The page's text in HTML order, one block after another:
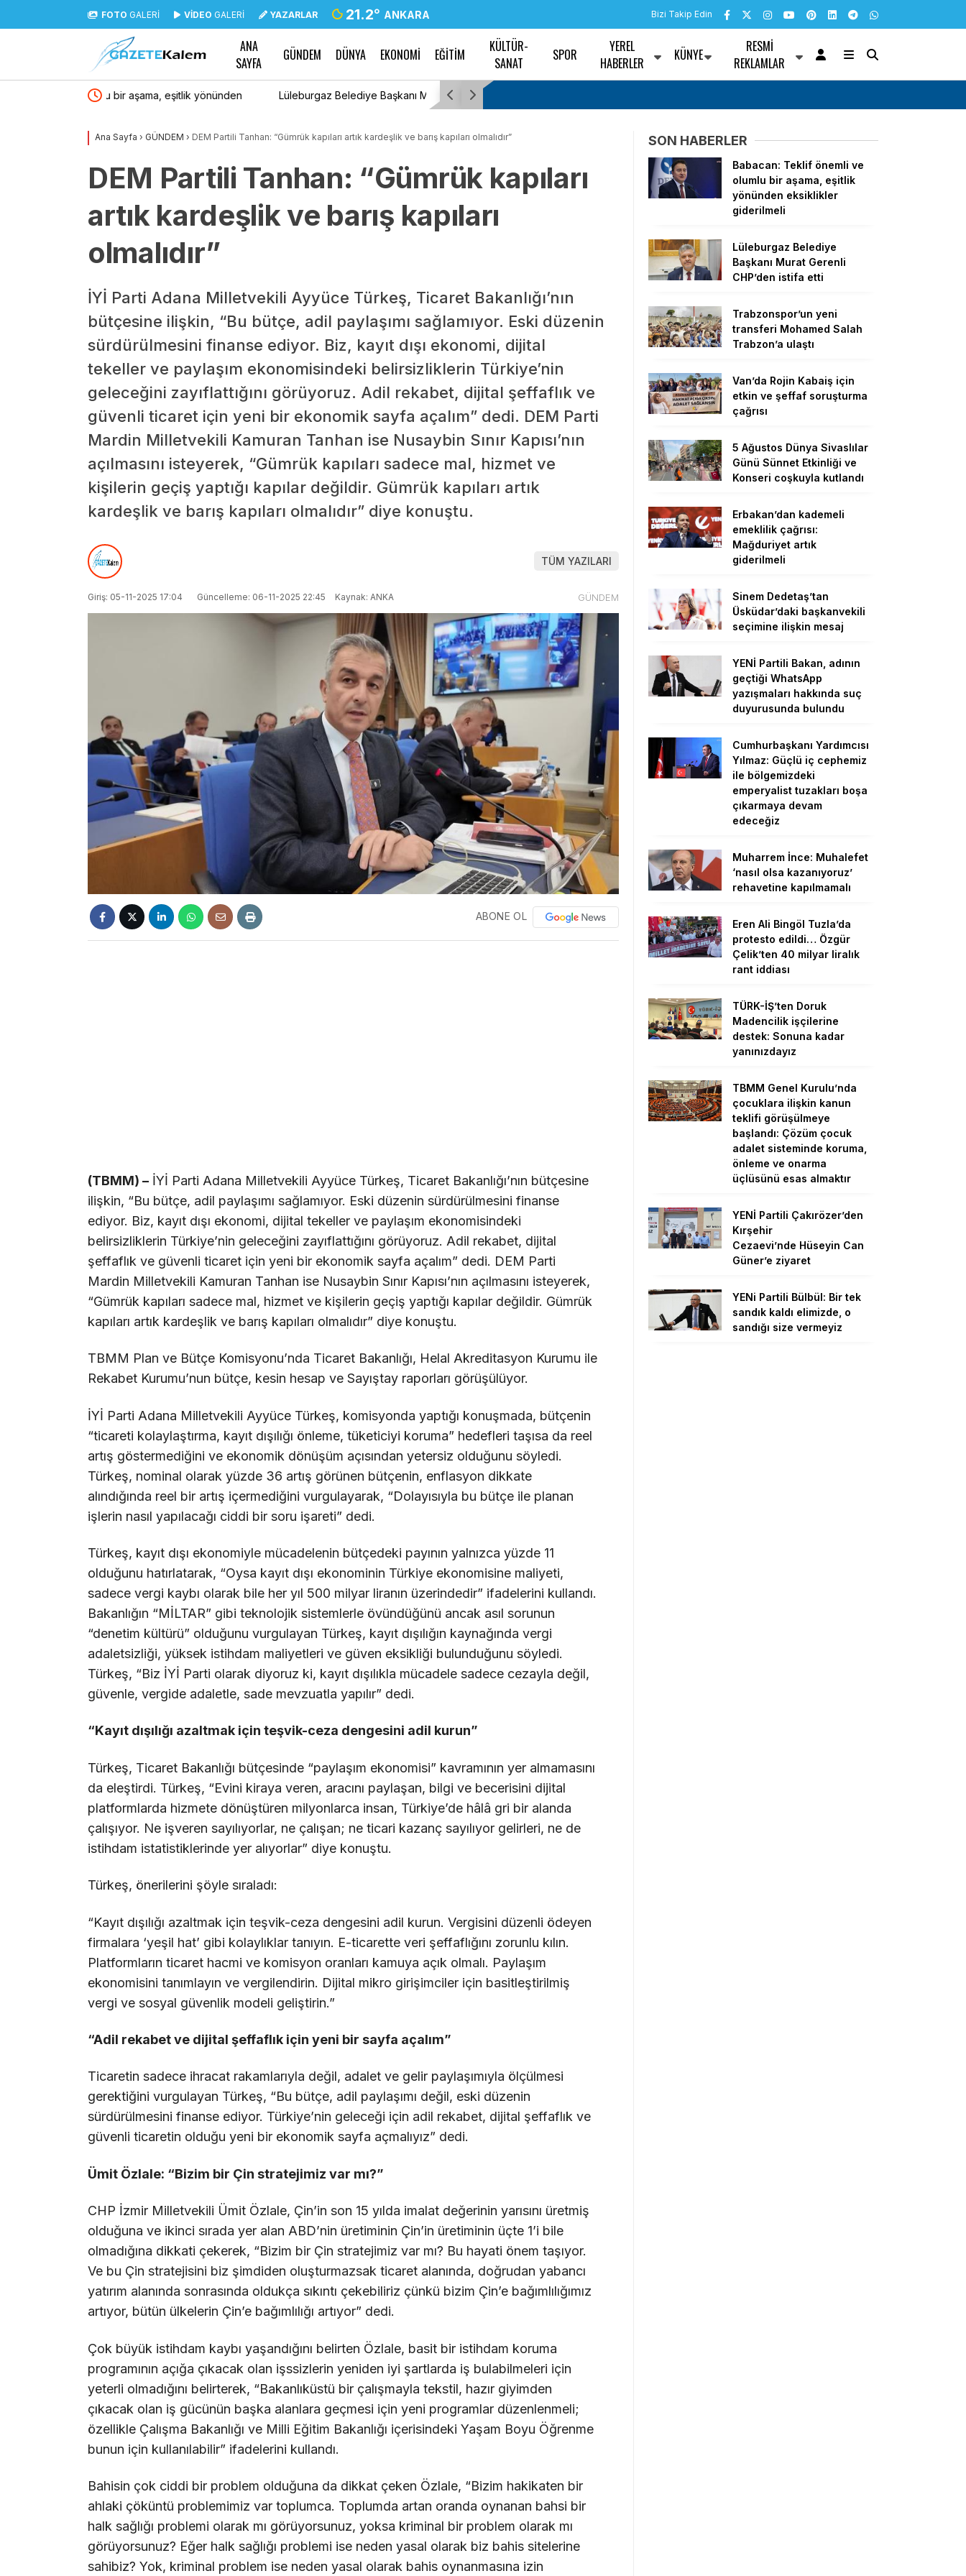
FOTO GALERİ VİDEO GALERİ YAZARLAR 21.2° ANKARA Bizi Takip Edin
ANA
SAYFA
GÜNDEM DÜNYA EKONOMİ EĞİTİM
KÜLTÜR-
SANAT
SPOR
YEREL
HABERLER
KÜNYE
RESMI
REKLAMLAR
Lüleburgaz Belediye Başkanı Murat Gerenli CHP’den istifa etti Trabzonspor’un yeni transferi Mohamed Salah Trabzon’a ulaştı
Ana Sayfa › GÜNDEM › DEM Partili Tanhan: “Gümrük kapıları artık kardeşlik ve barış kapıları olmalıdır”
DEM Partili Tanhan: “Gümrük kapıları
artık kardeşlik ve barış kapıları
olmalıdır”
İYİ Parti Adana Milletvekili Ayyüce Türkeş, Ticaret Bakanlığı’nın
bütçesine ilişkin, “Bu bütçe, adil paylaşımı sağlamıyor. Eski düzenin
sürdürülmesini finanse ediyor. Biz, kayıt dışı ekonomi, dijital
tekeller ve paylaşım ekonomisindeki belirsizliklerin Türkiye’nin
geleceğini zayıflattığını görüyoruz. Adil rekabet, dijital şeffaflık ve
güvenli ticaret için yeni bir ekonomik sayfa açalım” dedi. DEM Parti
Mardin Milletvekili Kamuran Tanhan ise Nusaybin Sınır Kapısı’nın
açılmasını isteyerek, “Gümrük kapıları sadece mal, hizmet ve
kişilerin geçiş yaptığı kapılar değildir. Gümrük kapıları artık
kardeşlik ve barış kapıları olmalıdır” diye konuştu.
TÜM YAZILARI
Giriş: 05-11-2025 17:04 Güncelleme: 06-11-2025 22:45 Kaynak: ANKA GÜNDEM
ABONE OL
(TBMM) – İYİ Parti Adana Milletvekili Ayyüce Türkeş, Ticaret Bakanlığı’nın bütçesine
ilişkin, “Bu bütçe, adil paylaşımı sağlamıyor. Eski düzenin sürdürülmesini finanse
ediyor. Biz, kayıt dışı ekonomi, dijital tekeller ve paylaşım ekonomisindeki
belirsizliklerin Türkiye’nin geleceğini zayıflattığını görüyoruz. Adil rekabet, dijital
şeffaflık ve güvenli ticaret için yeni bir ekonomik sayfa açalım” dedi. DEM Parti
Mardin Milletvekili Kamuran Tanhan ise Nusaybin Sınır Kapısı’nın açılmasını isteyerek,
“Gümrük kapıları sadece mal, hizmet ve kişilerin geçiş yaptığı kapılar değildir. Gümrük
kapıları artık kardeşlik ve barış kapıları olmalıdır” diye konuştu.
TBMM Plan ve Bütçe Komisyonu’nda Ticaret Bakanlığı, Helal Akreditasyon Kurumu ile
Rekabet Kurumu’nun bütçe, kesin hesap ve Sayıştay raporları görüşülüyor.
İYİ Parti Adana Milletvekili Ayyüce Türkeş, komisyonda yaptığı konuşmada, bütçenin
“ticareti kolaylaştırma, kayıt dışılığı önleme, tüketiciyi koruma” hedefleri taşısa da reel
artış göstermediğini ve ekonomik dönüşüm açısından yetersiz olduğunu söyledi.
Türkeş, nominal olarak yüzde 36 artış görünen bütçenin, enflasyon dikkate
alındığında reel bir artış içermediğini vurgulayarak, “Dolayısıyla bu bütçe ile planan
işlerin nasıl yapılacağı ciddi bir soru işareti” dedi.
Türkeş, kayıt dışı ekonomiyle mücadelenin bütçedeki payının yalnızca yüzde 11
olduğunu hatırlatarak, “Oysa kayıt dışı ekonominin Türkiye ekonomisine maliyeti,
sadece vergi kaybı olarak bile her yıl 500 milyar liranın üzerindedir” ifadelerini kullandı.
Bakanlığın “MİLTAR” gibi teknolojik sistemlerle övündüğünü ancak asıl sorunun
“denetim kültürü” olduğunu vurgulayan Türkeş, kayıt dışılığın kaynağında vergi
adaletsizliği, yüksek istihdam maliyetleri ve güven eksikliği bulunduğunu söyledi.
Türkeş, “Biz İYİ Parti olarak diyoruz ki, kayıt dışılıkla mücadele sadece cezayla değil,
güvenle, vergide adaletle, sade mevzuatla yapılır” dedi.
“Kayıt dışılığı azaltmak için teşvik-ceza dengesini adil kurun”
Türkeş, Ticaret Bakanlığı bütçesinde “paylaşım ekonomisi” kavramının yer almamasını
da eleştirdi. Türkeş, “Evini kiraya veren, aracını paylaşan, bilgi ve becerisini dijital
platformlarda hizmete dönüştüren milyonlarca insan, Türkiye’de hâlâ gri bir alanda
çalışıyor. Ne işveren sayılıyorlar, ne çalışan; ne ticari kazanç sayılıyor gelirleri, ne de
istihdam istatistiklerinde yer alıyorlar” diye konuştu.
Türkeş, önerilerini şöyle sıraladı:
“Kayıt dışılığı azaltmak için teşvik-ceza dengesini adil kurun. Vergisini düzenli ödeyen
firmalara ‘yeşil hat’ gibi kolaylıklar tanıyın. E-ticarette veri şeffaflığını zorunlu kılın.
Platformların ticaret hacmi ve komisyon oranları kamuya açık olmalı. Paylaşım
ekonomisini tanımlayın ve vergilendirin. Dijital mikro girişimciler için basitleştirilmiş
vergi ve sosyal güvenlik modeli geliştirin.”
“Adil rekabet ve dijital şeffaflık için yeni bir sayfa açalım”
Ticaretin sadece ihracat rakamlarıyla değil, adalet ve gelir paylaşımıyla ölçülmesi
gerektiğini vurgulayan Türkeş, “Bu bütçe, adil paylaşımı değil, eski düzenin
sürdürülmesini finanse ediyor. Türkiye’nin geleceği için adil rekabet, dijital şeffaflık ve
güvenli ticaretin olduğu yeni bir ekonomik sayfa açmalıyız” dedi.
Ümit Özlale: “Bizim bir Çin stratejimiz var mı?”
CHP İzmir Milletvekili Ümit Özlale, Çin’in son 15 yılda imalat değerinin yarısını üretmiş
olduğuna ve ikinci sırada yer alan ABD’nin üretiminin Çin’in üretiminin üçte 1’i bile
olmadığına dikkati çekerek, “Bizim bir Çin stratejimiz var mı? Bu hayati önem taşıyor.
Ve bu Çin stratejisini biz şimdiden oluşturmazsak ticaret alanında, doğrudan yabancı
yatırım alanında sonrasında oldukça sıkıntı çekebiliriz çünkü bizim Çin’e bağımlılığımız
artıyor, bütün ülkelerin Çin’e bağımlılığı artıyor” dedi.
Çok büyük istihdam kaybı yaşandığını belirten Özlale, basit bir istihdam koruma
programının açığa çıkacak olan işssizlerin yeniden iyi şartlarda iş bulabilmeleri için
yeterli olmadığını belirterek, “Bakanlıküstü bir çalışmayla tekstil, hazır giyimden
çıkacak olan iş gücünün başka alanlara geçmesi için yeni programlar düzenlenmeli;
özellikle Çalışma Bakanlığı ve Milli Eğitim Bakanlığı içerisindeki Yaşam Boyu Öğrenme
bunun için kullanılabilir” ifadelerini kullandı.
Bahisin çok ciddi bir problem olduğuna da dikkat çeken Özlale, “Bizim hakikaten bir
ahlaki çöküntü problemimiz var toplumca. Toplumda artan oranda oynanan bahsi bir
halk sağlığı problemi olarak mı görüyorsunuz, yoksa kriminal bir problem olarak mı
görüyorsunuz? Eğer halk sağlığı problemi ise neden yasal olarak biz bahis sitelerine
sahibiz? Yok, kriminal problem ise neden yasal olarak bahis oynanmasına izin
SON HABERLER
Babacan: Teklif önemli ve
olumlu bir aşama, eşitlik
yönünden eksiklikler
giderilmeli
Lüleburgaz Belediye
Başkanı Murat Gerenli
CHP’den istifa etti
Trabzonspor’un yeni
transferi Mohamed Salah
Trabzon’a ulaştı
Van’da Rojin Kabaiş için
etkin ve şeffaf soruşturma
çağrısı
5 Ağustos Dünya Sivaslılar
Günü Sünnet Etkinliği ve
Konseri coşkuyla kutlandı
Erbakan’dan kademeli
emeklilik çağrısı:
Mağduriyet artık
giderilmeli
Sinem Dedetaş’tan
Üsküdar’daki başkanvekili
seçimine ilişkin mesaj
YENİ Partili Bakan, adının
geçtiği WhatsApp
yazışmaları hakkında suç
duyurusunda bulundu
Cumhurbaşkanı Yardımcısı
Yılmaz: Güçlü iç cephemiz
ile bölgemizdeki
emperyalist tuzakları boşa
çıkarmaya devam
edeceğiz
Muharrem İnce: Muhalefet
‘nasıl olsa kazanıyoruz’
rehavetine kapılmamalı
Eren Ali Bingöl Tuzla’da
protesto edildi… Özgür
Çelik’ten 40 milyar liralık
rant iddiası
TÜRK-İŞ’ten Doruk
Madencilik işçilerine
destek: Sonuna kadar
yanınızdayız
TBMM Genel Kurulu’nda
çocuklara ilişkin kanun
teklifi görüşülmeye
başlandı: Çözüm çocuk
adalet sisteminde koruma,
önleme ve onarma
üçlüsünü esas almaktır
YENİ Partili Çakırözer’den
Kırşehir
Cezaevi’nde Hüseyin Can
Güner’e ziyaret
YENi Partili Bülbül: Bir tek
sandık kaldı elimizde, o
sandığı size vermeyiz